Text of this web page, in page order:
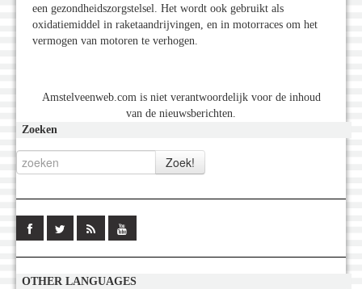
een gezondheidszorgstelsel. Het wordt ook gebruikt als
oxidatiemiddel in raketaandrijvingen, en in motorraces om het
vermogen van motoren te verhogen.
Amstelveenweb.com is niet verantwoordelijk voor de inhoud
van de nieuwsberichten.
Zoeken
OTHER LANGUAGES